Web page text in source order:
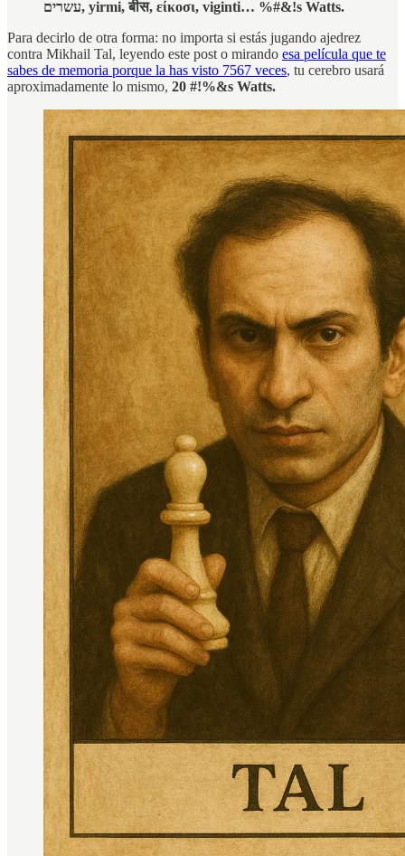
עשרים, yirmi, बीस, είκοσι, viginti… %#&!s Watts.
Para decirlo de otra forma: no importa si estás jugando ajedrez
contra Mikhail Tal, leyendo este post o mirando esa película que te
sabes de memoria porque la has visto 7567 veces, tu cerebro usará
aproximadamente lo mismo, 20 #!%&s Watts.